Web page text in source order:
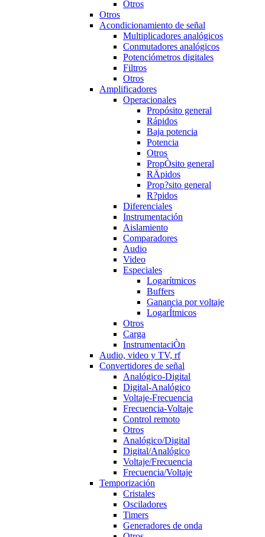
Otros
Otros
Acondicionamiento de señal
Multiplicadores analógicos
Conmutadores analógicos
Potenciómetros digitales
Filtros
Otros
Amplificadores
Operacionales
Propósito general
Rápidos
Baja potencia
Potencia
Otros
PropÒsito general
RÄpidos
Prop?sito general
R?pidos
Diferenciales
Instrumentación
Aislamiento
Comparadores
Audio
Video
Especiales
Logarítmicos
Buffers
Ganancia por voltaje
LogarÍtmicos
Otros
Carga
InstrumentaciÒn
Audio, video y TV, rf
Convertidores de señal
Analógico-Digital
Digital-Analógico
Voltaje-Frecuencia
Frecuencia-Voltaje
Control remoto
Otros
Analógico/Digital
Digital/Analógico
Voltaje/Frecuencia
Frecuencia/Voltaje
Temporización
Cristales
Osciladores
Timers
Generadores de onda